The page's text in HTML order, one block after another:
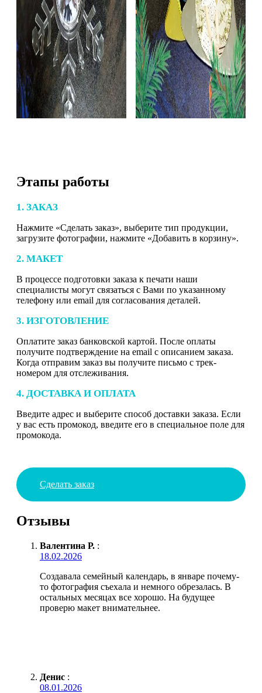
Этапы работы
1. ЗАКАЗ
Нажмите «Сделать заказ», выберите тип продукции,
загрузите фотографии, нажмите «Добавить в корзину».
2. МАКЕТ
В процессе подготовки заказа к печати наши
специалисты могут связаться с Вами по указанному
телефону или email для согласования деталей.
3. ИЗГОТОВЛЕНИЕ
Оплатите заказ банковской картой. После оплаты
получите подтверждение на email с описанием заказа.
Когда отправим заказ вы получите письмо с трек-
номером для отслеживания.
4. ДОСТАВКА И ОПЛАТА
Введите адрес и выберите способ доставки заказа. Если
у вас есть промокод, введите его в специальное поле для
промокода.
Сделать заказ
Отзывы
Валентина Р. :
18.02.2026
Создавала семейный календарь, в январе почему-
то фотография съехала и немного обрезалась. В
остальных месяцах все хорошо. На будущее
проверю макет внимательнее.
Денис :
08.01.2026